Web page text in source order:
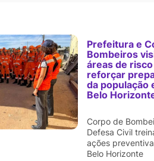
Prefeitura e
Bombeiros
áreas de
reforçar
da população
Belo
Corpo de
Defesa Civil
ações
Belo Horizonte